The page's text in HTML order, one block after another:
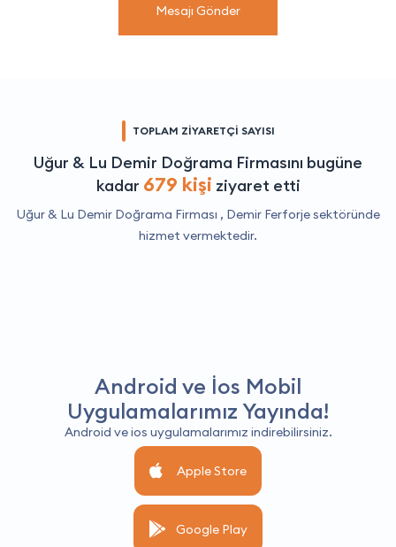
Mesajı Gönder
TOPLAM ZİYARETÇİ SAYISI
Uğur & Lu Demir Doğrama Firmasını bugüne
kadar 679 kişi ziyaret etti
Uğur & Lu Demir Doğrama Firması , Demir Ferforjesektöründe
hizmet vermektedir.
Android ve İos Mobil
Uygulamalarımız Yayında!
Android ve ios uygulamalarımız indirebilirsiniz.
Apple Store
Google Play